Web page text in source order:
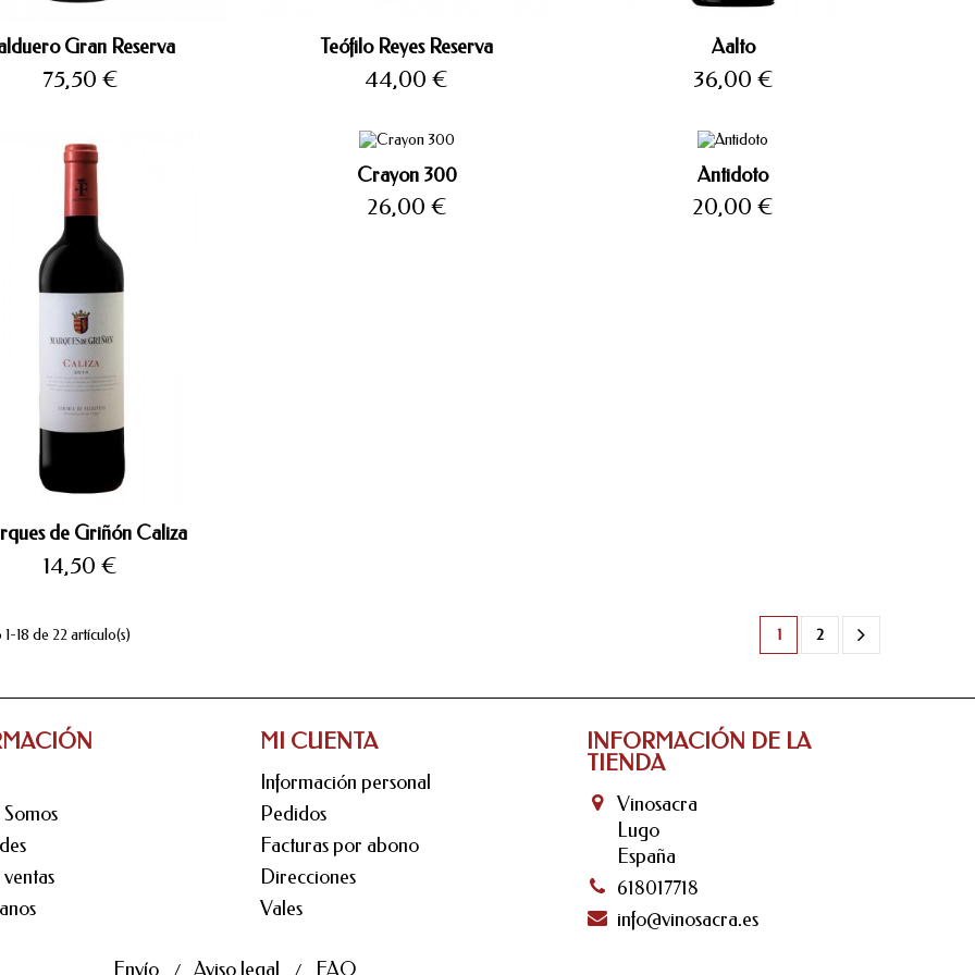
Gran Reserva
Precio
75,50 €
Teófilo Reyes Reserva
Precio
44,00 €
Aalto
Precio
36,00 €
de Griñón Caliza
Precio
14,50 €
Crayon 300
Precio
26,00 €
Antidoto
Precio
20,00 €
18 de 22 artículo(s) 1 2
INFORMACIÓN DE LA
TIENDA
Vinosacra
Lugo
España
618017718
info@vinosacra.es
MI CUENTA
Información personal
Pedidos
Facturas por abono
Direcciones
Vales
Envío Aviso legal FAQ